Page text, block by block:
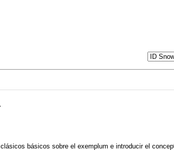
básicos sobre el exemplum e introducir el